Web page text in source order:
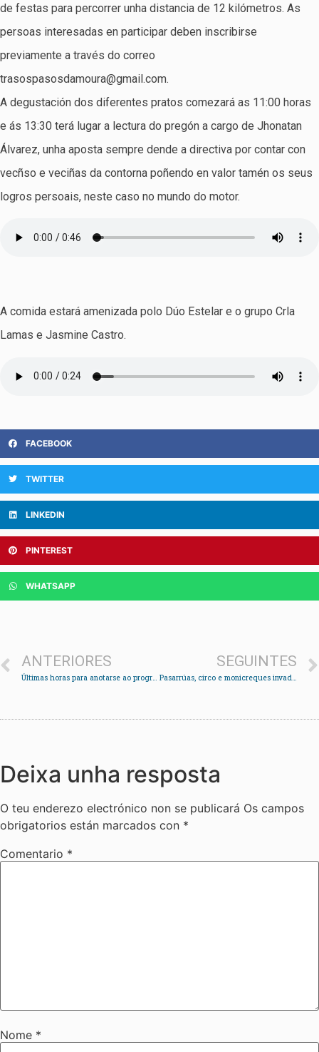
de festas para percorrer unha distancia de 12 kilómetros. As
persoas interesadas en participar deben inscribirse
previamente a través do correo
trasospasosdamoura@gmail.com.
A degustación dos diferentes pratos comezará as 11:00 horas
e ás 13:30 terá lugar a lectura do pregón a cargo de Jhonatan
Álvarez, unha aposta sempre dende a directiva por contar con
vecñso e veciñas da contorna poñendo en valor tamén os seus
logros persoais, neste caso no mundo do motor.
A comida estará amenizada polo Dúo Estelar e o grupo Crla
Lamas e Jasmine Castro.
FACEBOOK
TWITTER
LINKEDIN
PINTEREST
WHATSAPP
ANTERIORES SEGUINTES
Deixa unha resposta
O teu enderezo electrónico non se publicará Os campos
obrigatorios están marcados con *
Comentario *
Nome *